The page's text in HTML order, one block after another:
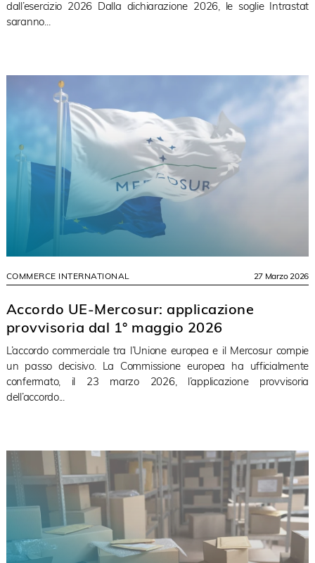
dall’esercizio 2026 Dalla dichiarazione 2026, le soglie Intrastat
saranno...
COMMERCE INTERNATIONAL 27 Marzo 2026
Accordo UE-Mercosur: applicazione
provvisoria dal 1° maggio 2026
L’accordo commerciale tra l’Unione europea e il Mercosur compie
un passo decisivo. La Commissione europea ha ufficialmente
confermato, il 23 marzo 2026, l’applicazione provvisoria
dell’accordo...